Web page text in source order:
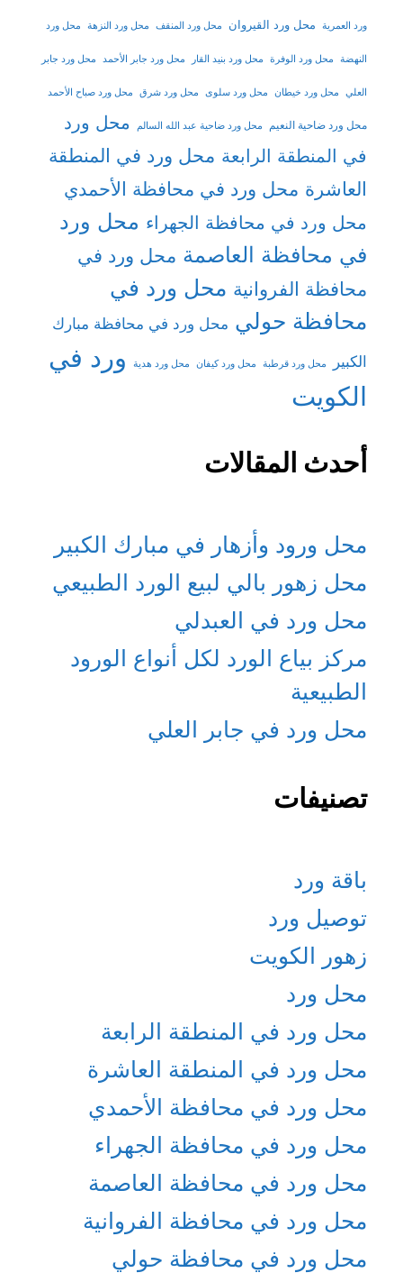
ورد العمرية محل ورد القيروان محل ورد المنقف محل ورد النزهة محل ورد
النهضة محل ورد الوفرة محل ورد بنيد القار محل ورد جابر الأحمد محل ورد جابر
العلي محل ورد خيطان محل ورد سلوى محل ورد شرق محل ورد صباح الأحمد
محل ورد ضاحية النعيم محل ورد ضاحية عبد الله السالم
محل ورد
في المنطقة الرابعة محل ورد في المنطقة
العاشرة محل ورد في محافظة الأحمدي
محل ورد في محافظة الجهراء محل ورد
في محافظة العاصمة محل ورد في
محافظة الفروانية محل ورد في
محافظة حولي محل ورد في محافظة مبارك
الكبير
محل ورد قرطبة محل ورد كيفان محل ورد هدية
ورد في
الكويت
أحدث المقالات
محل ورود وأزهار في مبارك الكبير
محل زهور بالي لبيع الورد الطبيعي
محل ورد في العبدلي
مركز بياع الورد لكل أنواع الورود
الطبيعية
محل ورد في جابر العلي
تصنيفات
باقة ورد
توصيل ورد
زهور الكويت
محل ورد
محل ورد في المنطقة الرابعة
محل ورد في المنطقة العاشرة
محل ورد في محافظة الأحمدي
محل ورد في محافظة الجهراء
محل ورد في محافظة العاصمة
محل ورد في محافظة الفروانية
محل ورد في محافظة حولي